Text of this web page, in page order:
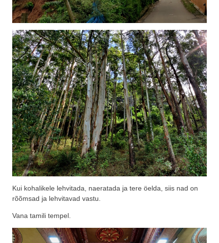
Kui kohalikele lehvitada, naeratada ja tere öelda, siis nad on
rõõmsad ja lehvitavad vastu.
Vana tamili tempel.